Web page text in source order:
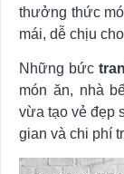
thưởng thức
mái, dễ chịu
Những bức
món ăn, nhà
vừa tạo vẻ đẹp
gian và chi phí